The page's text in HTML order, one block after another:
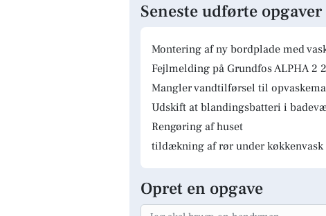
Seneste udførte opgaver
Montering af ny bordplade med
Fejlmelding på Grundfos ALPHA 2
Mangler vandtilførsel til
Udskift at blandingsbatteri i
Rengøring af huset
tildækning af rør under
Opret en opgave